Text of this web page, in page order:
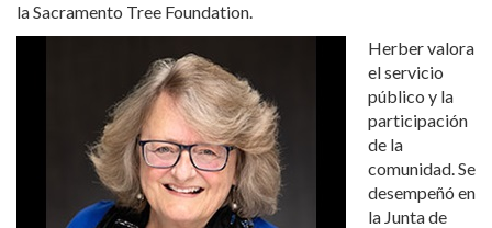
la Sacramento Tree Foundation.
Herber valora
el servicio
público y la
participación
de la
comunidad. Se
desempeñó en
la Junta de